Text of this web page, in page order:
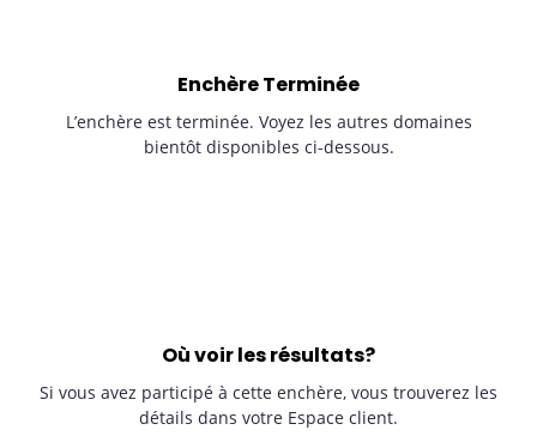
Enchère Terminée
L’enchère est terminée. Voyez les autres domaines
bientôt disponibles ci-dessous.
Où voir les résultats?
Si vous avez participé à cette enchère, vous trouverez les
détails dans votre Espace client.